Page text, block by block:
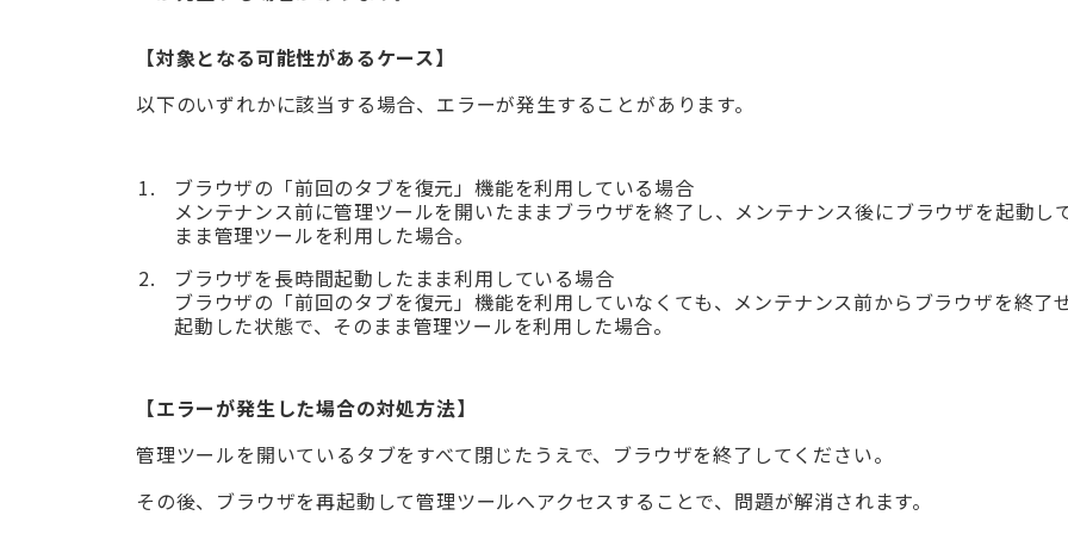
【対象となる可能性があるケース】
以下のいずれかに該当する場合、エラーが発生することがあります。
ブラウザの「前回のタブを復元」機能を利用している場合
メンテナンス前に管理ツールを開いたままブラウザを終了し、メンテナンス後にブラウザを起動し
まま管理ツールを利用した場合。
ブラウザを長時間起動したまま利用している場合
ブラウザの「前回のタブを復元」機能を利用していなくても、メンテナンス前からブラウザを終了
起動した状態で、そのまま管理ツールを利用した場合。
【エラーが発生した場合の対処方法】
管理ツールを開いているタブをすべて閉じたうえで、ブラウザを終了してください。
その後、ブラウザを再起動して管理ツールへアクセスすることで、問題が解消されます。